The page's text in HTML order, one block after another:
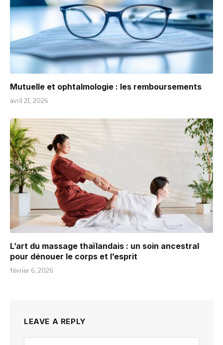
Mutuelle et ophtalmologie : les remboursements
avril 21, 2026
L’art du massage thaïlandais : un soin ancestral
pour dénouer le corps et l’esprit
février 6, 2026
LEAVE A REPLY